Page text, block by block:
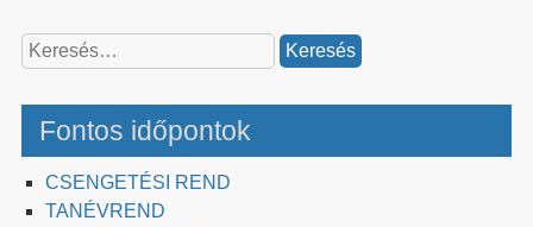
Keresés:
Fontos időpontok
CSENGETÉSI REND
TANÉVREND